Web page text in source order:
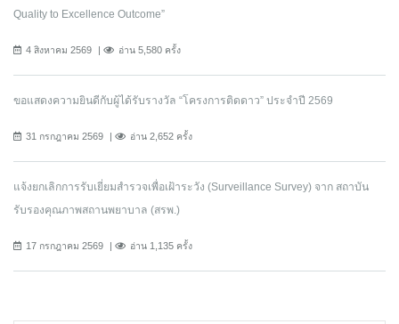
Quality to Excellence Outcome”
4 สิงหาคม 2569 อ่าน 5,580 ครั้ง
ขอแสดงความยินดีกับผู้ได้รับรางวัล “โครงการติดดาว” ประจำปี 2569
31 กรกฎาคม 2569 อ่าน 2,652 ครั้ง
แจ้งยกเลิกการรับเยี่ยมสำรวจเพื่อเฝ้าระวัง (Surveillance Survey) จาก สถาบัน
รับรองคุณภาพสถานพยาบาล (สรพ.)
17 กรกฎาคม 2569 อ่าน 1,135 ครั้ง